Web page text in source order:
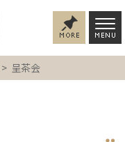
> 呈茶会